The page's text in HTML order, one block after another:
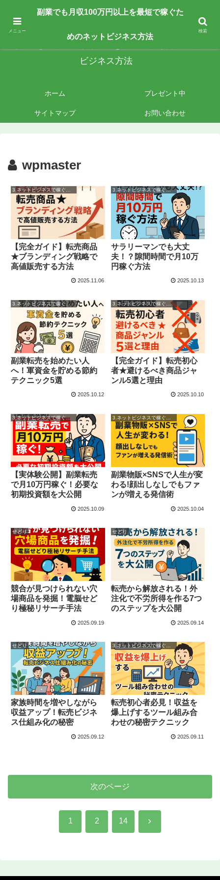
副業で月収100万円以上を最短最速で目指す人向けです。ネットビジネスで稼
ビジネス方法
ホーム プレゼント中
サイトマップ お問い合わせ
wpmaster
【完全ガイド】転売商品
★ブランディング戦略で
高値販売する方法
2025.11.06
3.ネットビジネスで稼ぐ方法
サラリーマンでも大丈
夫！？隙間時間で月10万
円稼ぐ方法
2025.10.13
3.ネットビジネスで稼ぐ方法
副業転売を始めたい人
へ！軍資金を貯める節約
テクニック5選
2025.10.12
3.ネットビジネスで稼ぐ方法
【完全ガイド】転売初心
者★避けるべき商品ジャ
ンル5選と理由
2025.10.10
3.ネットビジネスで稼ぐ方法
【実体験公開】副業転売
で月10万円稼ぐ！必要な
初期投資額を大公開
2025.10.09
副業物販×SNSで人生が変
わる!顔出しなしでもファ
ンが増える発信術
2025.10.04
せどり
競合が見つけられない穴
場商品を発掘！電脳せど
り極秘リサーチ手法
2025.09.19
せどり
転売から解放される！外
注化で不労所得を作る7つ
のステップを大公開
2025.09.14
せどり
家族時間を増やしながら
収益アップ！転売ビジネ
ス仕組み化の秘密
2025.09.12
転売初心者必見！収益を
爆上げするツール組み合
わせの秘密テクニック
2025.09.11
次のページ
1 2 14 次
メニュー
副業でも月収100万円以上を最短で稼ぐた
めのネットビジネス方法
検索